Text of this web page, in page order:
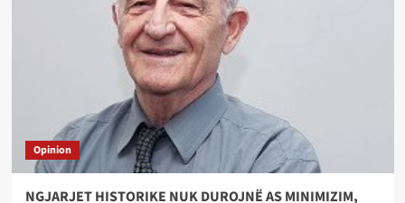
Opinion
NGJARJET HISTORIKE NUK DUROJNË AS MINIMIZIM,